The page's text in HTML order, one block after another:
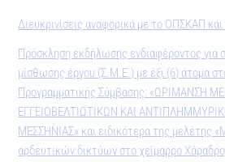
Διευκρινίσεις αναφορικά με το ΟΠΣΚΑΠ
Πρόσκληση εκδήλωσης ενδιαφέροντος για
μίσθωσης έργου (Σ.Μ.Ε.) με έξι (6) άτομα
Προγραμματικής Σύμβασης: «ΩΡΙΜΑΝΣΗ
ΕΓΓΕΙΟΒΕΛΤΙΩΤΙΚΩΝ ΚΑΙ
ΜΕΣΣΗΝΙΑΣ» και ειδικότερα της μελέτης
αρδευτικών δικτύων στο χείμαρρο